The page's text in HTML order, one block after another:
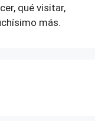
qué visitar,
más.